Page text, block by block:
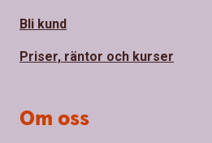
Bli kund
Priser, räntor och kurser
Om oss